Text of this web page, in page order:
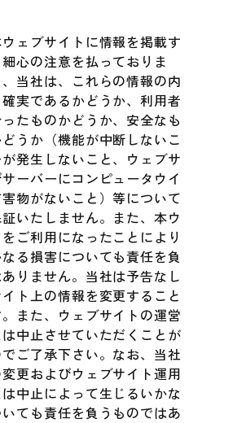
ェブサイトに情報を掲載す
心の注意を払っておりま
当社は、これらの情報の内
実であるかどうか、利用者
たものかどうか、安全なも
うか（機能が中断しないこ
発生しないこと、ウェブサ
ーバーにコンピュータウイ
物がないこと）等について
いたしません。また、本ウ
ご利用になったことにより
る損害についても責任を負
りません。当社は予告なし
ト上の情報を変更すること
また、ウェブサイトの運営
中止させていただくことが
ご了承下さい。なお、当社
更およびウェブサイト運用
中止によって生じるいかな
ても責任を負うものではあ